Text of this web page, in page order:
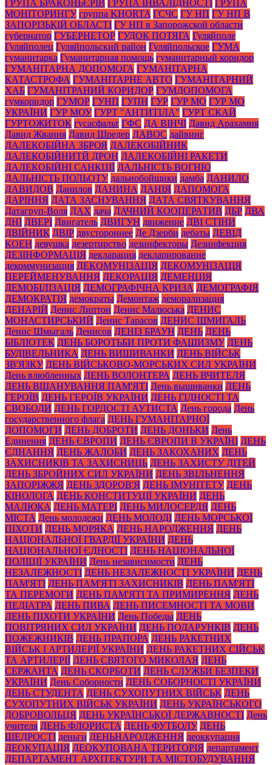
ГРУПА БРАКОНЬЄРІВ ГРУПА ІНВАЛІДНОСТІ ГРУПА
МОНІТОРИНГУ группа KHORTA ГСЧС ГУ НП ГУ НП В
ЗАПОРІЗЬКІЙ ОБЛАСТІ ГУ НП в Запорожской области
губернатор ГУБЕРНЕТОР ГУДОК ПОТЯГА Гуляйполе
Гуляйполец Гуляйпольский район Гуляйпольское ГУМА
гуманитарка Гуманитарная помощь гуманитарный коридор
ГУМАНІТАРНА ДОПОМОГА ГУМАНІТАРНА
КАТАСТРОФА ГУМАНІТАРНЕ АВТО ГУМАНІТАРНИЙ
ХАБ ГУМАНІТРАНИЙ КОРИДОР ГУМДОПОМОГА
гумкоридор ГУМОР ГУНП ГУПН ГУР ГУР МО ГУР МО
УКРАЇНИ ГУР МОУ ГУРТ "АНТИТІЛА" ГУРТ СКАЙ
ГУРТОЖИТОК гусасфальт ГФС ДА ВІНЧІ Давид Арахамия
Давид Жвания Давид Шредер ДАВОС дайвинг
ДАЛЕКОБІЙНА ЗБРОЯ ДАЛЕКОБІЙНИК
ДАЛЕКОБІЙНИТЙ ДРОН ДАЛЕКОБІЙНІ РАКЕТИ
ДАЛЕКОБІЙНІ САНКЦІЇ ДАЛЬНІСТЬ ВОГНЮ
ДАЛЬНІСТЬ ПОЛЬОТУ дальнобойщики дамба ДАНИЛО
ДАВИДОВ Данилов ДАНИНА ДАНІЯ ДАПОМОГА
ДАРІННЯ ДАТА ЗАСНУВАННЯ ДАТА СВЯТКУВАННЯ
Датагруп-Воля ДАХ дача ДАЧНИЙ КООПЕРАТИВ ДБР ДВА
ДНІ ДВЕРІ Двигатель ДВИГУН движение ДВІ СТІНИ
ДВІЙНИК ДВІР двустороннее Де Дзерби дебаты ДЕВІД
КОЕН девушка дезертирство дезинфекторы Дезинфекция
ДЕЗІНФОРМАЦІЯ декларация декларирование
декоммунизация ДЕКОМУНІЗАЦІЯ ДЕКОМУНІЗАЦІЯ
ПЕРЕЙМЕНУВАННЯ ДЕКОРАЦІЯ ДЕМЕНЦІЯ
ДЕМОБІЛІЗАЦІЯ ДЕМОГРАФІЧНА КРИЗА ДЕМОГРАФІЯ
ДЕМОКРАТІЯ демократы Демонтаж деморализация
ДЕНАРІЙ Денис Липтон Денис Малюська ДЕНИС
МОНАСТИРСЬКИЙ Денис Тарасов ДЕНИС ШМИГАЛЬ
Денис Шмыгаль Денисов ДЕНІЗ БРАУН ДЕНЬ ДЕНЬ
БІБЛІОТЕК ДЕНЬ БОРОТЬБИ ПРОТИ ФАШИЗМУ ДЕНЬ
БУДІВЕЛЬНИКА ДЕНЬ ВИШИВАНКИ ДЕНЬ ВІЙСЬК
ЗВ'ЯЗКУ ДЕНЬ ВІЙСЬКОВО-МОРСЬКИХ СИЛ УКРАЇНИ
День влюбленных ДЕНЬ ВОЛОНТЕРА ДЕНЬ ВЧИТЕЛЯ
ДЕНЬ ВШАНУВАННЯ ПАМ'ЯТІ День вышиванки ДЕНЬ
ГЕРОЇВ ДЕНЬ ГЕРОЇВ УКРАЇНИ ДЕНЬ ГІДНОСТІ ТА
СВОБОДИ ДЕНЬ ГОРДОСТІ АУТИСТА День города День
государственного флага ДЕНЬ ГУМАНІТАРНОЇ
ДОПОМОГИ ДЕНЬ ДОБРОТИ ДЕНЬ ДОНЬКИ День
Единения ДЕНЬ ЄВРОПИ ДЕНЬ ЄВРОПИ В УКРАЇНІ ДЕНЬ
ЄДНАННЯ ДЕНЬ ЖАЛОБИ ДЕНЬ ЗАКОХАНИХ ДЕНЬ
ЗАХИСНИКІВ ТА ЗАХИСНИЦЬ ДЕНЬ ЗАХИСТУ ДІТЕЙ
ДЕНЬ ЗБРОЙНИХ СИЛ УКРАЇНИ ДЕНЬ ЗВІЛЬНЕННЯ
ЗАПОРІЖЖЯ ДЕНЬ ЗДОРОВ'Я ДЕНЬ ІМУНІТЕТУ ДЕНЬ
КІНОЛОГА ДЕНЬ КОНСТИТУЦІЇ УКРАЇНИ ДЕНЬ
МАЛЮКА ДЕНЬ МАТЕРІ ДЕНЬ МИЛОСЕРДЯ ДЕНЬ
МІСТА День молодежи ДЕНЬ МОЛОДІ ДЕНЬ МОРСЬКОЇ
ПІХОТИ ДЕНЬ МОРЯКА ДЕНЬ НАРОДЖЕННЯ ДЕНЬ
НАЦІОНАЛЬНОЇ ГВАРДІЇ УКРАЇНИ ДЕНЬ
НАЦІОНАЛЬНОЇ ЄДНОСТІ ДЕНЬ НАЦІОНАЛЬНОЇ
ПОЛІЦІЇ УКРАЇНИ День независимости ДЕНЬ
НЕЗАЛЕЖНОСТІ ДЕНЬ НЕЗАЛЕЖНОСТІ УКРАЇНИ ДЕНЬ
ПАМ'ЯТІ ДЕНЬ ПАМ'ЯТІ ЗАХИСНИКІВ ДЕНЬ ПАМ'ЯТІ
ТА ПЕРЕМОГИ ДЕНЬ ПАМ'ЯТІ ТА ПРИМИРЕННЯ ДЕНЬ
ПЕДІАТРА ДЕНЬ ПИВА ДЕНЬ ПИСЕМНОСТІ ТА МОВИ
ДЕНЬ ПІХОТИ УКРАЇНИ День Победы ДЕНЬ
ПОВІТРЯНИХ СИЛ УКРАЇНИ ДЕНЬ ПОДАРУНКІВ ДЕНЬ
ПОЖЕЖНИКІВ ДЕНЬ ПРАПОРА ДЕНЬ РАКЕТНИХ
ВІЙСЬК І АРТИЛЕРІЇ УКРАЇНИ ДЕНЬ РАКЕТНИХ СІЙСЬК
ТА АРТИЛЕРІЇ ДЕНЬ СВЯТОГО МИКОЛАЯ ДЕНЬ
СЕРЖАНТА ДЕНЬ СКОРБОТИ ДЕНЬ СЛУЖБИ БЕЗПЕКИ
УКРАЇНИ День Соборности ДЕНЬ СОБОРНОСТІ УКРАЇНИ
ДЕНЬ СТУДЕНТА ДЕНЬ СУХОПУТНИХ ВІЙСЬК ДЕНЬ
СУХОПУТНИХ ВІЙСЬК УКРАЇНИ ДЕНЬ УКРАЇНСЬКОГО
ДОБРОВОЛЬЦЯ ДЕНЬ УКРАЇНСЬКОЇ ДЕРЖАВНОСТІ День
учителя ДЕНЬ ФЛОРИСТА ДЕНЬ ФУТБОЛУ ДЕНЬ
ЩЕДРОСТІ деньги ДЕНЬНАРОДЖЕННЯ деоккупация
ДЕОКУПАЦІЯ ДЕОКУПОВАНА ТЕРИТОРІЯ департамент
ДЕПАРТАМЕНТ АРХІТЕКТУРИ ТА МІСТОБУДУВАННЯ